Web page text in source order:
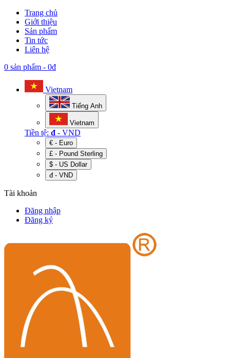
Trang chủ
Giới thiệu
Sản phẩm
Tin tức
Liên hệ
0 sản phẩm - 0đ
Vietnam
Tiếng Anh
Vietnam
Tiền tệ: đ - VND
€ - Euro
£ - Pound Sterling
$ - US Dollar
đ - VND
Tài khoản
Đăng nhập
Đăng ký